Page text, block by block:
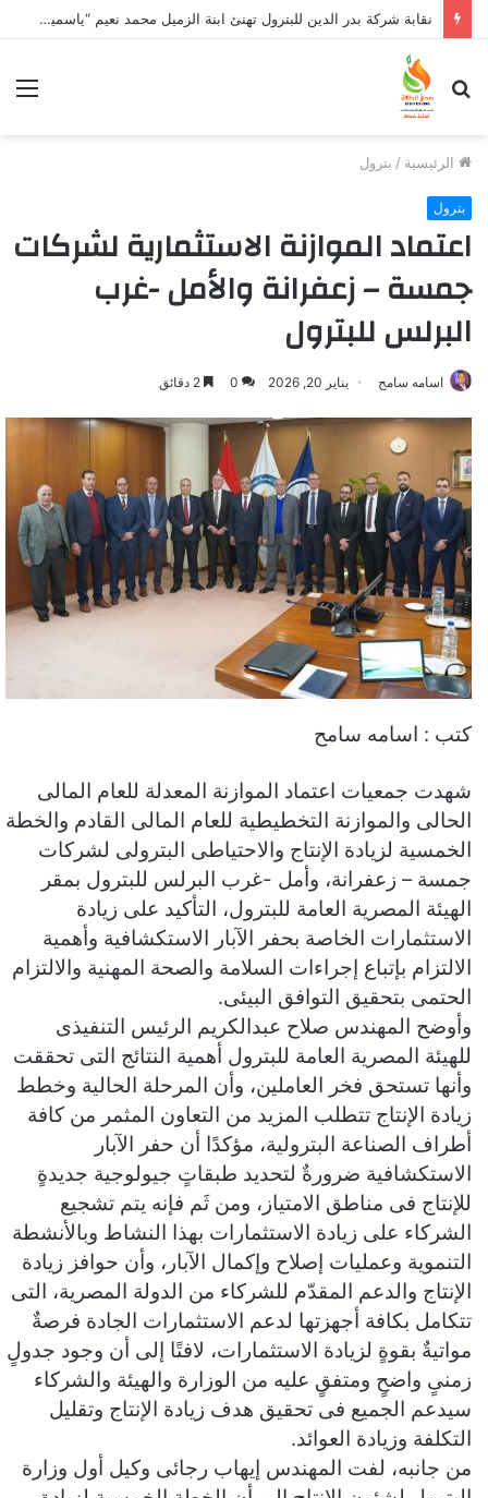
نقابة شركة بدر الدين للبترول تهنئ ابنة الزميل محمد نعيم “ياسمين” بتخرجها وتفوقها
بحث
عن
الرئيسية / بترول
بترول
اعتماد الموازنة الاستثمارية لشركات
جمسة – زعفرانة والأمل -غرب
البرلس للبترول
اسامه سامح يناير 20, 2026 0
كتب : اسامه سامح
شهدت جمعيات اعتماد الموازنة المعدلة للعام المالى
الحالى والموازنة التخطيطية للعام المالى القادم والخطة
الخمسية لزيادة الإنتاج والاحتياطى البترولى لشركات
جمسة – زعفرانة، وأمل -غرب البرلس للبترول بمقر
الهيئة المصرية العامة للبترول، التأكيد على زيادة
الاستثمارات الخاصة بحفر الآبار الاستكشافية وأهمية
الالتزام بإتباع إجراءات السلامة والصحة المهنية والالتزام
الحتمى بتحقيق التوافق البيئى.
وأوضح المهندس صلاح عبدالكريم الرئيس التنفيذى
للهيئة المصرية العامة للبترول أهمية النتائج التى تحققت
وأنها تستحق فخر العاملين، وأن المرحلة الحالية وخطط
زيادة الإنتاج تتطلب المزيد من التعاون المثمر من كافة
أطراف الصناعة البترولية، مؤكدًا أن حفر الآبار
الاستكشافية ضرورةٌ لتحديد طبقاتٍ جيولوجية جديدةٍ
للإنتاج فى مناطق الامتياز، ومن ثَم فإنه يتم تشجيع
الشركاء على زيادة الاستثمارات بهذا النشاط وبالأنشطة
التنموية وعمليات إصلاح وإكمال الآبار، وأن حوافز زيادة
الإنتاج والدعم المقدّم للشركاء من الدولة المصرية، التى
تتكامل بكافة أجهزتها لدعم الاستثمارات الجادة فرصةٌ
مواتيةٌ بقوةٍ لزيادة الاستثمارات، لافتًا إلى أن وجود جدولٍ
زمنىٍ واضحٍ ومتفقٍ عليه من الوزارة والهيئة والشركاء
سيدعم الجميع فى تحقيق هدف زيادة الإنتاج وتقليل
التكلفة وزيادة العوائد.
من جانبه، لفت المهندس إيهاب رجائى وكيل أول وزارة